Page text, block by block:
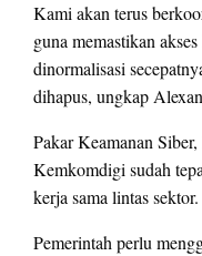
Kami akan terus
guna memastikan
dinormalisasi
dihapus, ungkap
Pakar Keamanan
Kemkomdigi sudah
kerja sama lintas sektor.
Pemerintah perlu